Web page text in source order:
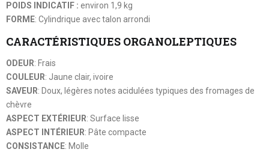
POIDS INDICATIF : environ 1,9 kg
FORME: Cylindrique avec talon arrondi
CARACTÉRISTIQUES ORGANOLEPTIQUES
ODEUR: Frais
COULEUR: Jaune clair, ivoire
SAVEUR: Doux, légères notes acidulées typiques des fromages de
chèvre
ASPECT EXTÉRIEUR: Surface lisse
ASPECT INTÉRIEUR: Pâte compacte
CONSISTANCE: Molle